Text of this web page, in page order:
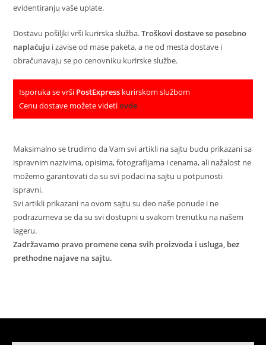
evidentiranju vaše uplate.
Dostavu pošiljki vrši kurirska služba.Troškovi dostave se posebno
naplaćuju i zavise od mase paketa, a ne od mesta dostave i
obračunavaju se po cenovniku kurirske službe.
Isporuka se vrši PostExpress kurirskom službom
Cenu dostave možete videtiovde
Maksimalno se trudimo da Vam svi artikli na sajtu budu prikazani sa
ispravnim nazivima, opisima, fotografijama i cenama, ali nažalost ne
možemo garantovati da su svi podaci na sajtu u potpunosti
ispravni.
Svi artikli prikazani na ovom sajtu su deo naše ponude i ne
podrazumeva se da su svi dostupni u svakom trenutku na našem
lageru.
Zadržavamo pravo promene cena svih proizvoda i usluga, bez
prethodne najave na sajtu.